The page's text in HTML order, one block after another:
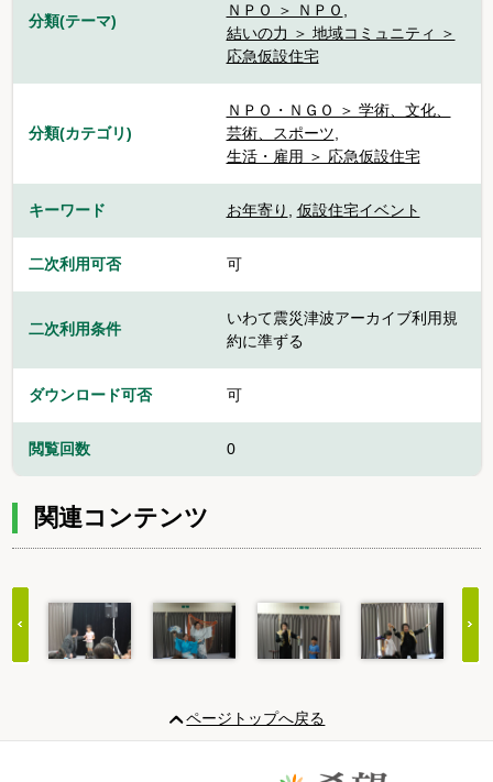
分類(テーマ)
ＮＰＯ ＞ ＮＰＯ ,
結いの力 ＞ 地域コミュニティ ＞
応急仮設住宅
分類(カテゴリ)
ＮＰＯ・ＮＧＯ ＞ 学術、文化、
芸術、スポーツ,
生活・雇用 ＞ 応急仮設住宅
キーワード お年寄り , 仮設住宅イベント
二次利用可否 可
二次利用条件
いわて震災津波アーカイブ利用規
約に準ずる
ダウンロード可否 可
閲覧回数 0
関連コンテンツ
20
ページトップへ戻る